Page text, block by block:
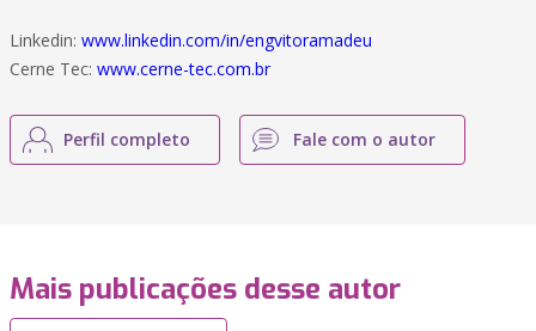
Linkedin: www.linkedin.com/in/engvitoramadeu
Cerne Tec: www.cerne-tec.com.br
Perfil completo Fale com o autor
Mais publicações desse autor